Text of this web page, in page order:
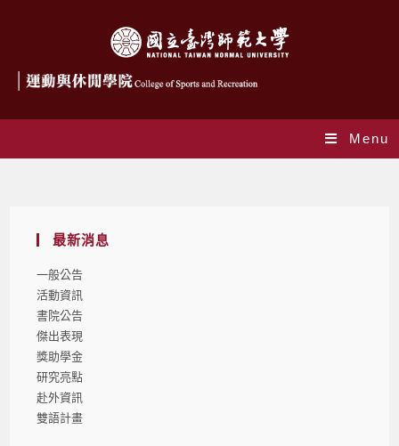
Menu
最新消息
一般公告
活動資訊
書院公告
傑出表現
獎助學金
研究亮點
赴外資訊
雙語計畫